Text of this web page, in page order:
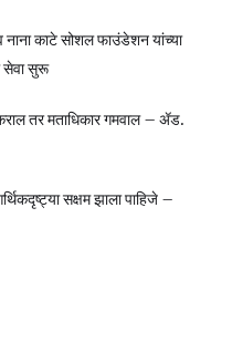
नाना काटे सोशल फाउंडेशन यांच्या
सेवा सुरू
तर मताधिकार गमवाल – ॲड.
सक्षम झाला पाहिजे –